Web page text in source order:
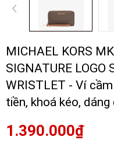
MICHAEL KORS
SIGNATURE LOGO
WRISTLET - Ví
tiền, khoá kéo, dáng
1.390.000₫